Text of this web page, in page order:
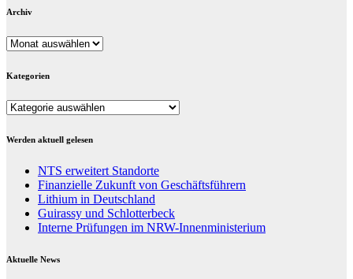
Archiv
Archiv
Kategorien
Kategorien
Werden aktuell gelesen
NTS erweitert Standorte
Finanzielle Zukunft von Geschäftsführern
Lithium in Deutschland
Guirassy und Schlotterbeck
Interne Prüfungen im NRW-Innenministerium
Aktuelle News